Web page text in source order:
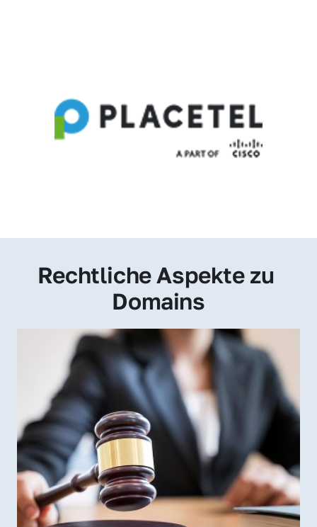
Rechtliche Aspekte zu
Domains